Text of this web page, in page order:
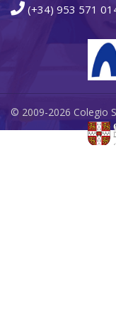
(+34) 953 571
© 2009-2026 Colegio